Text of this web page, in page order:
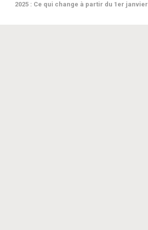
2025 : Ce qui change à partir du 1er janvier